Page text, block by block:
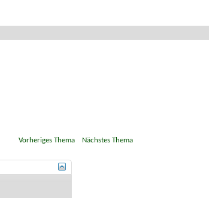
Vorheriges Thema| Nächstes Thema